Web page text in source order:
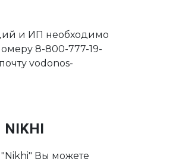
и ИП необходимо
8-800-777-19-
vodonos-
Вы можете